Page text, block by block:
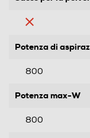
Potenza di
800
Potenza max-W
800